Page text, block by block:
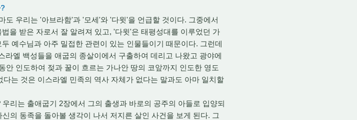
도 우리는 '아브라함'과 '모세'와 '다윗'을 언급할 것이다. 그중에서
을 받은 자로서 잘 알려져 있고, '다윗'은 태평성대를 이루었던 가
예수님과 아주 밀접한 관련이 있는 인물들이기 때문이다. 그런데
엘 백성들을 애굽의 종살이에서 구출하여 데리고 나왔고 광야에
인도하여 젖과 꿀이 흐르는 가나안 땅의 코앞까지 인도한 영도
는 것은 이스라엘 민족의 역사 자체가 없다는 말과도 아마 일치할
리는 출애굽기 2장에서 그의 출생과 바로의 공주의 아들로 입양되
의 동족을 돌아볼 생각이 나서 저지른 살인 사건을 보게 된다. 그